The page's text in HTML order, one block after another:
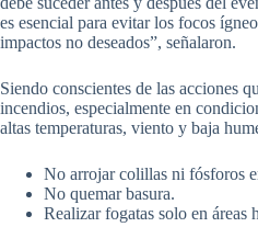
es esencial para evitar los focos
impactos no deseados”, señalaron.
Siendo conscientes de las acciones
incendios, especialmente en
altas temperaturas, viento y baja
No arrojar colillas ni fósforos
No quemar basura.
Realizar fogatas solo en áreas